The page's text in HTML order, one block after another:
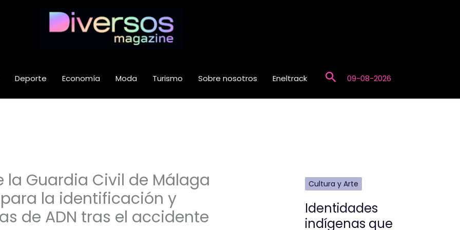
Deporte Economía Moda Turismo Sobre nosotros Eneltrack Buscar09-08-2026
Guardia Civil de Málaga
la identificación y
de ADN tras el accidente
Cultura y Arte
Identidades
indígenas que